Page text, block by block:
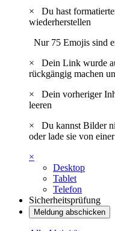
×
Du hast
wiederherstellen
Nur 75 Emojis sind
×
Dein Link wurde
rückgängig machen
×
Dein vorheriger
leeren
×
Du kannst Bilder
oder lade sie von
×
Desktop
Tablet
Telefon
Sicherheitsprüfung
Meldung abschicken